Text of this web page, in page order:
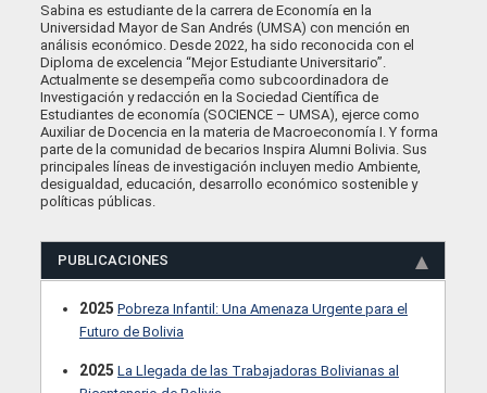
Sabina es estudiante de la carrera de Economía en la
Universidad Mayor de San Andrés (UMSA) con mención en
análisis económico. Desde 2022, ha sido reconocida con el
Diploma de excelencia “Mejor Estudiante Universitario”.
Actualmente se desempeña como subcoordinadora de
Investigación y redacción en la Sociedad Científica de
Estudiantes de economía (SOCIENCE – UMSA), ejerce como
Auxiliar de Docencia en la materia de Macroeconomía I. Y forma
parte de la comunidad de becarios Inspira Alumni Bolivia. Sus
principales líneas de investigación incluyen medio Ambiente,
desigualdad, educación, desarrollo económico sostenible y
políticas públicas.
PUBLICACIONES
2025 Pobreza Infantil: Una Amenaza Urgente para el
Futuro de Bolivia
2025 La Llegada de las Trabajadoras Bolivianas al